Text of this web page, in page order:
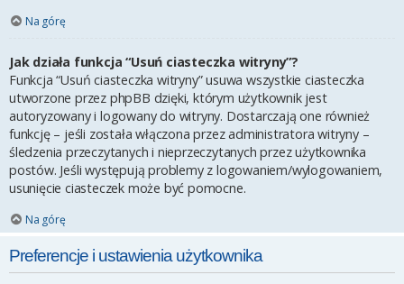
Na górę
Jak działa funkcja “Usuń ciasteczka witryny”?
Funkcja “Usuń ciasteczka witryny” usuwa wszystkie ciasteczka
utworzone przez phpBB dzięki, którym użytkownik jest
autoryzowany i logowany do witryny. Dostarczają one również
funkcję – jeśli została włączona przez administratora witryny –
śledzenia przeczytanych i nieprzeczytanych przez użytkownika
postów. Jeśli występują problemy z logowaniem/wylogowaniem,
usunięcie ciasteczek może być pomocne.
Na górę
Preferencje i ustawienia użytkownika